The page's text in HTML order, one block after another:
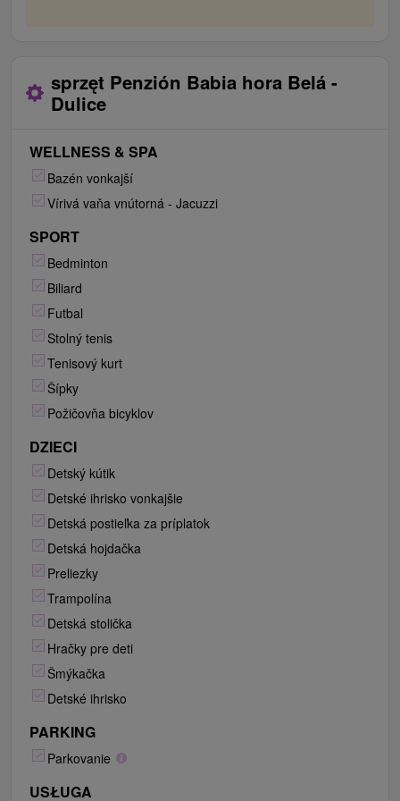
sprzęt Penzión Babia hora Belá -
Dulice
WELLNESS & SPA
Bazén vonkajší
Vírivá vaňa vnútorná - Jacuzzi
SPORT
Bedminton
Biliard
Futbal
Stolný tenis
Tenisový kurt
Šípky
Požičovňa bicyklov
DZIECI
Detský kútik
Detské ihrisko vonkajšie
Detská postieľka za príplatok
Detská hojdačka
Preliezky
Trampolína
Detská stolička
Hračky pre deti
Šmýkačka
Detské ihrisko
PARKING
Parkovanie
USŁUGA